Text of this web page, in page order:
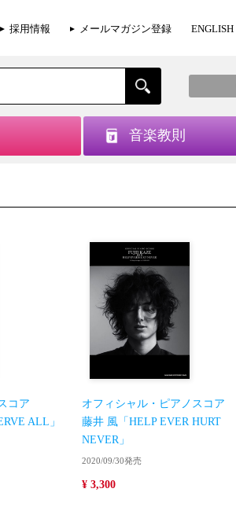
採用情報 メールマガジン登録 ENGLISH
音楽教則
コア
ALL」
オフィシャル・ピアノスコア
藤井 風「HELP EVER HURT
NEVER」
2020/09/30発売
¥ 3,300